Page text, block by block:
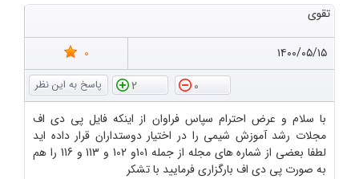
تقوی
۱۴۰۰/۰۵/۱۵
0
0
2
با سلام و عرض احترام سپاس فراوان از اینکه فایل پی دی اف
مجلات رشد آموزش شیمی را در اختیار دوستداران قرار داده اید
لطفا بعضی از شماره های مجله از جمله 101و 102 و 113 و 116 را هم
به صورت پی دی اف بارگزاری فرمایید با تشکر